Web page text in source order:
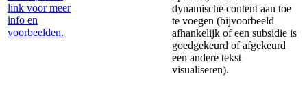
link voor meer
info en
voorbeelden.
dynamische content aan toe
te voegen (bijvoorbeeld
afhankelijk of een subsidie is
goedgekeurd of afgekeurd
een andere tekst
visualiseren).